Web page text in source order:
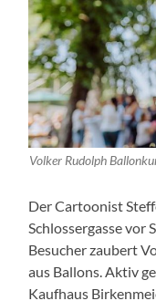
Volker Rudolph
Der Cartoonist
Schlossergasse vor
Besucher zaubert
aus Ballons. Aktiv
Kaufhaus